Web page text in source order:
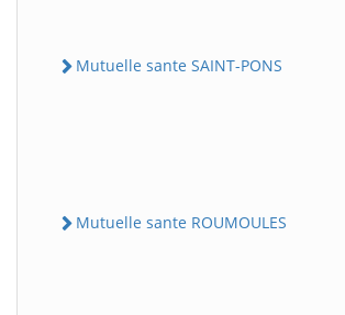
Mutuelle sante SAINT-PONS
Mutuelle sante ROUMOULES